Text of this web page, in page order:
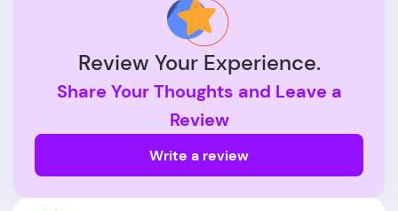
Review Your Experience.
Share Your Thoughts and Leave a
Review
Write a review